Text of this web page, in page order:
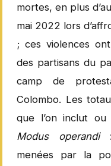
mortes, en plus
mai 2022 lors
; ces violences
des partisans du
camp de
Colombo. Les
que l’on inclut ou
Modus operandi:
menées par la